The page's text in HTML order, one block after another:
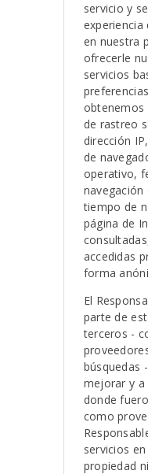
servicio y
experiencia
en nuestra
ofrecerle
servicios
obtenemos
de rastreo
dirección
de
operativo,
tiempo de
página de
accedidas
forma
El
parte de
terceros -
búsquedas
mejorar y
donde
como
servicios
propiedad